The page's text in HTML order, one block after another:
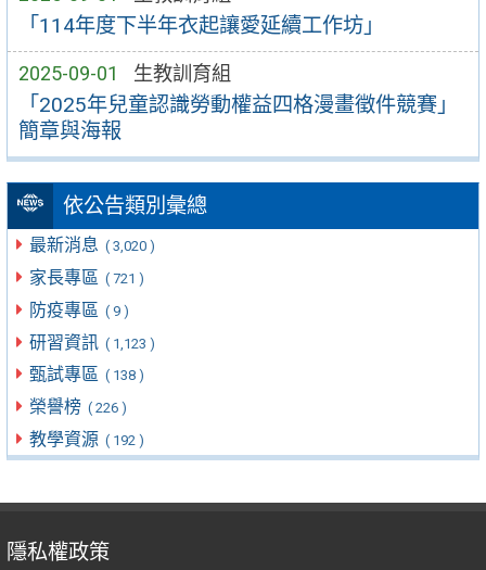
「114年度下半年衣起讓愛延續工作坊」
2025-09-01 生教訓育組
「2025年兒童認識勞動權益四格漫畫徵件競賽」
簡章與海報
依公告類別彙總
最新消息 ( 3,020 )
家長專區 ( 721 )
防疫專區 ( 9 )
研習資訊 ( 1,123 )
甄試專區 ( 138 )
榮譽榜 ( 226 )
教學資源 ( 192 )
隱私權政策